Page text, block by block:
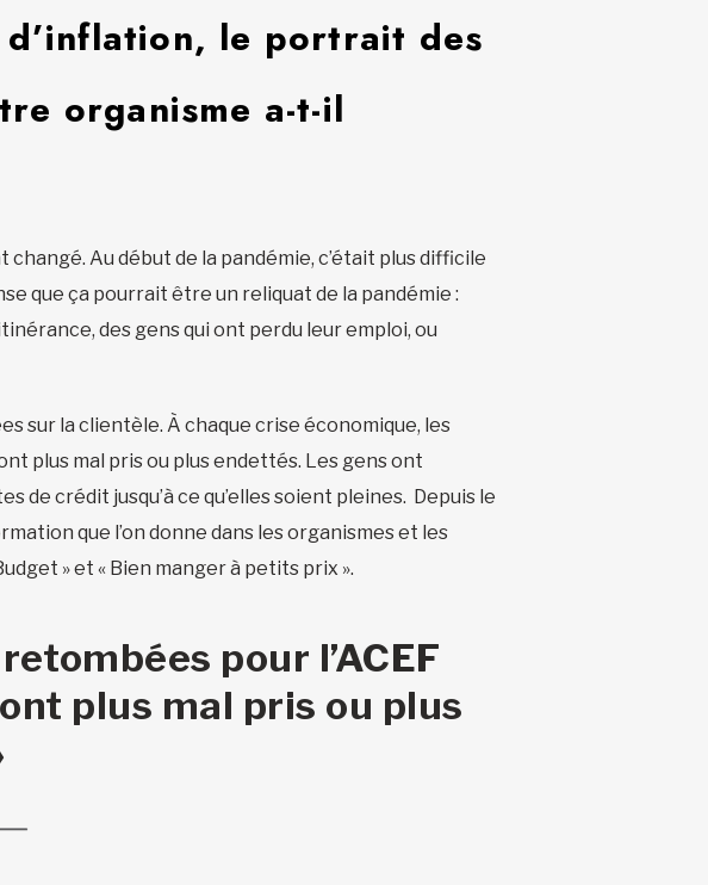
le portrait des
organisme a-t-il
Au début de la pandémie, c’était plus difficile
que ça pourrait être un reliquat de la pandémie :
des gens qui ont perdu leur emploi, ou
sur la clientèle. À chaque crise économique, les
plus mal pris ou plus endettés. Les gens ont
crédit jusqu’à ce qu’elles soient pleines. Depuis le
que l’on donne dans les organismes et les
» et « Bien manger à petits prix ».
pour l’ACEF
plus mal pris ou plus